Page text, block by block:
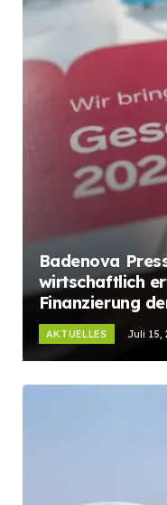
Badenova
wirtschaftlich
Finanzierung
AKTUELLES Juli 15,